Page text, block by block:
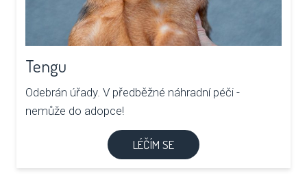
Tengu
Odebrán úřady. V předběžné náhradní péči -
nemůže do adopce!
LÉČÍM SE